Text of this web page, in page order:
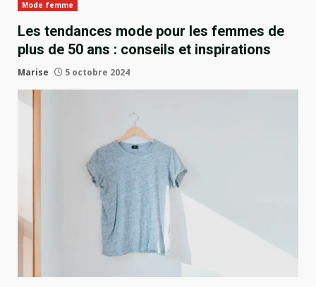
Mode femme
Les tendances mode pour les femmes de
plus de 50 ans : conseils et inspirations
Marise 5 octobre 2024